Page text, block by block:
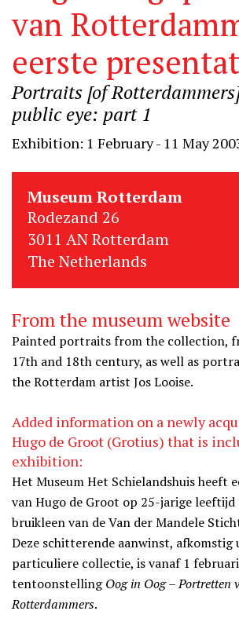
van
eerste
Portraits [of
public eye: part 1
Exhibition: 1 February - 11 May
Museum Rotterdam
Rodezand 26
3011 AN Rotterdam
The Netherlands
From the museum website
Painted portraits from the collection,
17th and 18th century, as well as
the Rotterdam artist Jos Looise.
Added information on a newly
Hugo de Groot (Grotius) that is
exhibition:
Het Museum Het Schielandshuis heeft
van Hugo de Groot op 25-jarige
bruikleen van de Van der Mandele
Deze schitterende aanwinst, afkomstig
particuliere collectie, is vanaf 1
tentoonstellingOog in Oog – Portretten
Rotterdammers.